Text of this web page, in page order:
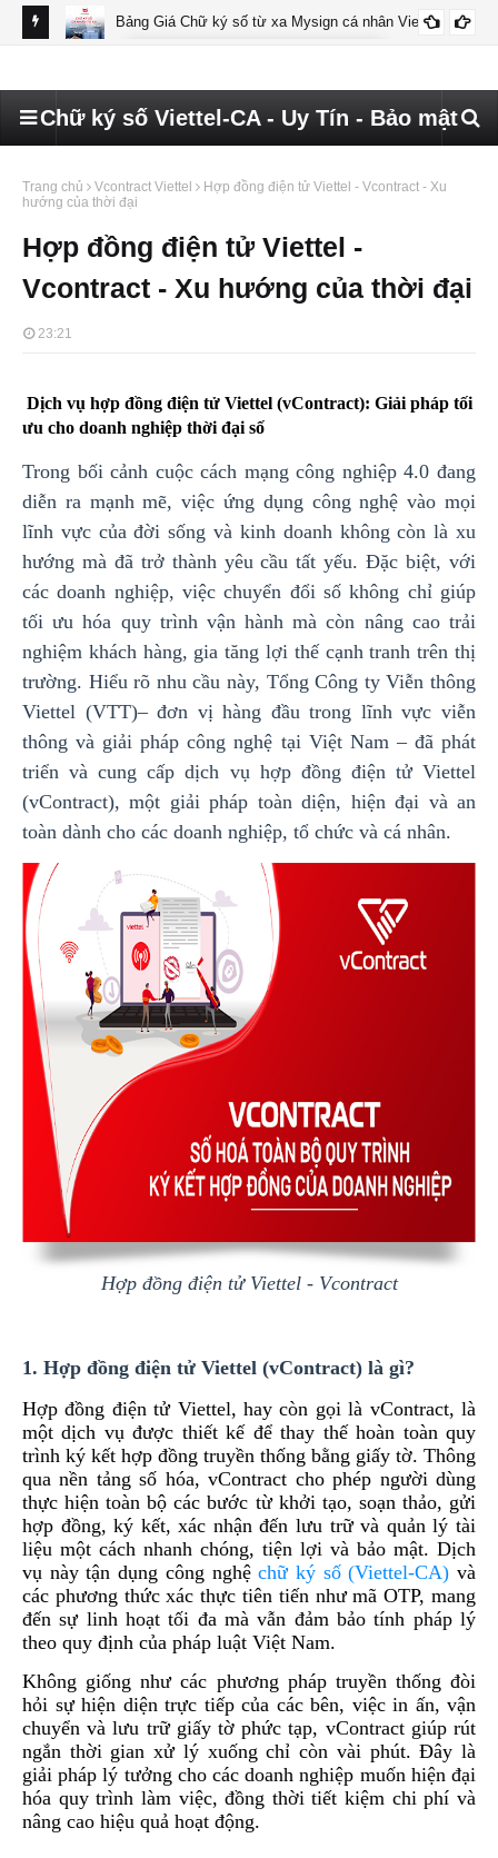
Bảng Giá Chữ ký số từ xa Mysign cá nhân Viettel
Chữ ký số Viettel-CA - Uy Tín - Bảo mật
Trang chủ Vcontract Viettel
Hợp đồng điện tử Viettel - Vcontract - Xu
hướng của thời đại
Hợp đồng điện tử Viettel -
Vcontract - Xu hướng của thời đại
23:21
Dịch vụ hợp đồng điện tử Viettel (vContract): Giải pháp tối
ưu cho doanh nghiệp thời đại số
Trong bối cảnh cuộc cách mạng công nghiệp 4.0 đang
diễn ra mạnh mẽ, việc ứng dụng công nghệ vào mọi
lĩnh vực của đời sống và kinh doanh không còn là xu
hướng mà đã trở thành yêu cầu tất yếu. Đặc biệt, với
các doanh nghiệp, việc chuyển đổi số không chỉ giúp
tối ưu hóa quy trình vận hành mà còn nâng cao trải
nghiệm khách hàng, gia tăng lợi thế cạnh tranh trên thị
trường. Hiểu rõ nhu cầu này, Tổng Công ty Viễn thông
Viettel (VTT)– đơn vị hàng đầu trong lĩnh vực viễn
thông và giải pháp công nghệ tại Việt Nam – đã phát
triển và cung cấp dịch vụ hợp đồng điện tử Viettel
(vContract), một giải pháp toàn diện, hiện đại và an
toàn dành cho các doanh nghiệp, tổ chức và cá nhân.
Hợp đồng điện tử Viettel - Vcontract
1. Hợp đồng điện tử Viettel (vContract) là gì?
Hợp đồng điện tử Viettel, hay còn gọi là vContract, là
một dịch vụ được thiết kế để thay thế hoàn toàn quy
trình ký kết hợp đồng truyền thống bằng giấy tờ. Thông
qua nền tảng số hóa, vContract cho phép người dùng
thực hiện toàn bộ các bước từ khởi tạo, soạn thảo, gửi
hợp đồng, ký kết, xác nhận đến lưu trữ và quản lý tài
liệu một cách nhanh chóng, tiện lợi và bảo mật. Dịch
vụ này tận dụng công nghệchữ ký số (Viettel-CA) và
các phương thức xác thực tiên tiến như mã OTP, mang
đến sự linh hoạt tối đa mà vẫn đảm bảo tính pháp lý
theo quy định của pháp luật Việt Nam.
Không giống như các phương pháp truyền thống đòi
hỏi sự hiện diện trực tiếp của các bên, việc in ấn, vận
chuyển và lưu trữ giấy tờ phức tạp, vContract giúp rút
ngắn thời gian xử lý xuống chỉ còn vài phút. Đây là
giải pháp lý tưởng cho các doanh nghiệp muốn hiện đại
hóa quy trình làm việc, đồng thời tiết kiệm chi phí và
nâng cao hiệu quả hoạt động.